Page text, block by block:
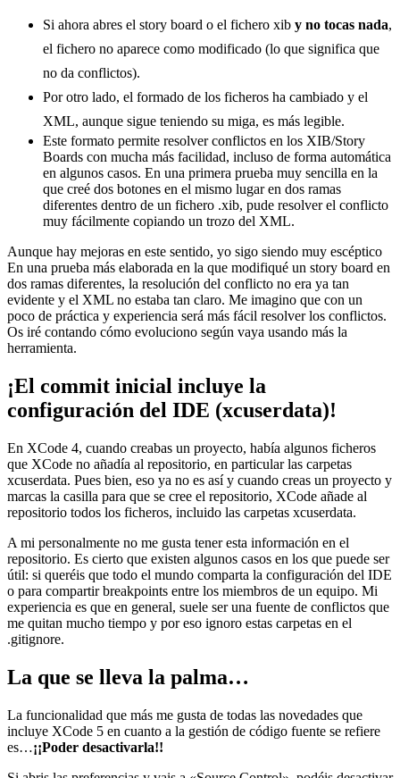
Si ahora abres el story board o el fichero xib y no tocas nada,
el fichero no aparece como modificado (lo que significa que
no da conflictos).
Por otro lado, el formado de los ficheros ha cambiado y el
XML, aunque sigue teniendo su miga, es más legible.
Este formato permite resolver conflictos en los XIB/Story
Boards con mucha más facilidad, incluso de forma automática
en algunos casos. En una primera prueba muy sencilla en la
que creé dos botones en el mismo lugar en dos ramas
diferentes dentro de un fichero .xib, pude resolver el conflicto
muy fácilmente copiando un trozo del XML.
Aunque hay mejoras en este sentido, yo sigo siendo muy escéptico
En una prueba más elaborada en la que modifiqué un story board en
dos ramas diferentes, la resolución del conflicto no era ya tan
evidente y el XML no estaba tan claro. Me imagino que con un
poco de práctica y experiencia será más fácil resolver los conflictos.
Os iré contando cómo evoluciono según vaya usando más la
herramienta.
¡El commit inicial incluye la
configuración del IDE (xcuserdata)!
En XCode 4, cuando creabas un proyecto, había algunos ficheros
que XCode no añadía al repositorio, en particular las carpetas
xcuserdata. Pues bien, eso ya no es así y cuando creas un proyecto y
marcas la casilla para que se cree el repositorio, XCode añade al
repositorio todos los ficheros, incluido las carpetas xcuserdata.
A mi personalmente no me gusta tener esta información en el
repositorio. Es cierto que existen algunos casos en los que puede ser
útil: si queréis que todo el mundo comparta la configuración del IDE
o para compartir breakpoints entre los miembros de un equipo. Mi
experiencia es que en general, suele ser una fuente de conflictos que
me quitan mucho tiempo y por eso ignoro estas carpetas en el
.gitignore.
La que se lleva la palma…
La funcionalidad que más me gusta de todas las novedades que
incluye XCode 5 en cuanto a la gestión de código fuente se refiere
es…¡¡Poder desactivarla!!